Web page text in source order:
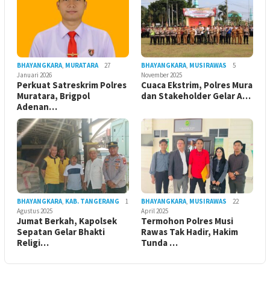
BHAYANGKARA, MURATARA
27
Januari 2026
Perkuat Satreskrim Polres
Muratara, Brigpol
Adenan…
BHAYANGKARA, MUSIRAWAS
5
November 2025
Cuaca Ekstrim, Polres Mura
dan Stakeholder Gelar A…
BHAYANGKARA, KAB. TANGERANG
1
Agustus 2025
Jumat Berkah, Kapolsek
Sepatan Gelar Bhakti
Religi…
BHAYANGKARA, MUSIRAWAS
22
April 2025
Termohon Polres Musi
Rawas Tak Hadir, Hakim
Tunda …